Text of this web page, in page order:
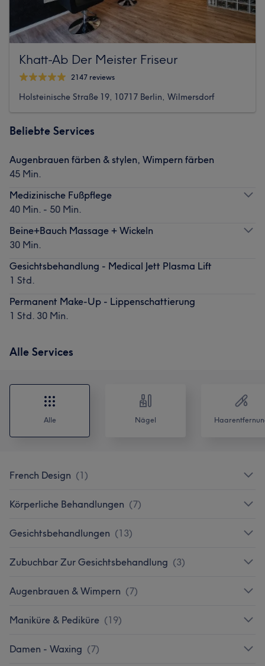
Khatt-Ab Der Meister Friseur
2147 reviews
Holsteinische Straße 19, 10717 Berlin, Wilmersdorf
Beliebte Services
Augenbrauen färben & stylen, Wimpern färben
45 Min.
Medizinische Fußpflege
40 Min. - 50 Min.
Beine+Bauch Massage + Wickeln
30 Min.
Gesichtsbehandlung - Medical Jett Plasma Lift
1 Std.
Permanent Make-Up - Lippenschattierung
1 Std. 30 Min.
Alle Services
Alle Nägel
French Design (1)
Körperliche Behandlungen (7)
Gesichtsbehandlungen (13)
Zubuchbar Zur Gesichtsbehandlung (3)
Augenbrauen & Wimpern (7)
Maniküre & Pediküre (19)
Damen - Waxing (7)